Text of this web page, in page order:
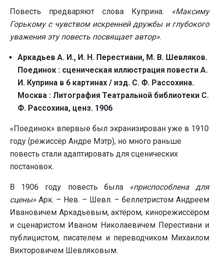
Повесть предваряют слова Куприна:
«Максиму
Горькому с чувством искренней дружбы и глубокого
уважения эту повесть посвящает автор».
Аркадьев А. И., И. Н. Перестиани, М. В. Шевляков.
Поединок : сценическая иллюстрация повести А.
И. Куприна в 6 картинах / изд. С. Ф. Рассохина.
Москва : Литография Театральной библиотеки С.
Ф. Рассохина, ценз. 1906
«Поединок» впервые был экранизирован уже в 1910
году (режиссёр Андре Мэтр), но много раньше
повесть стали адаптировать для сценических
постановок.
В 1906 году повесть была
«приспособлена для
сцены» Арк. – Нев. – Шевл. – беллетристом Андреем
Ивановичем Аркадьевым, актёром, кинорежиссёром
и сценаристом Иваном Николаевичем Перестиани и
публицистом, писателем и переводчиком Михаилом
Викторовичем Шевляковым.